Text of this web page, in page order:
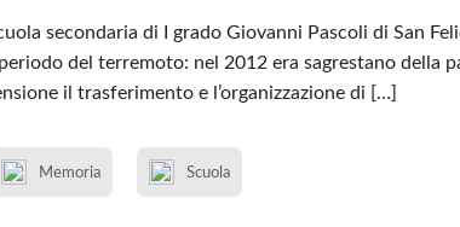
secondaria di I grado Giovanni Pascoli di San
del terremoto: nel 2012 era sagrestano della
il trasferimento e l’organizzazione di […]
Memoria Scuola